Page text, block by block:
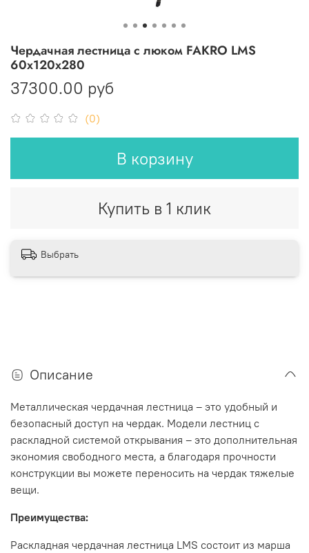
(0)
Чердачная лестница с люком FAKRO LMS
60х120х280
37300.00 руб
В корзину
Купить в 1 клик
Выбрать
Описание
Металлическая чердачная лестница – это удобный и
безопасный доступ на чердак. Модели лестниц с
раскладной системой открывания – это дополнительная
экономия свободного места, а благодаря прочности
конструкции вы можете переносить на чердак тяжелые
вещи.
Преимущества:
Раскладная чердачная лестница LMS состоит из марша